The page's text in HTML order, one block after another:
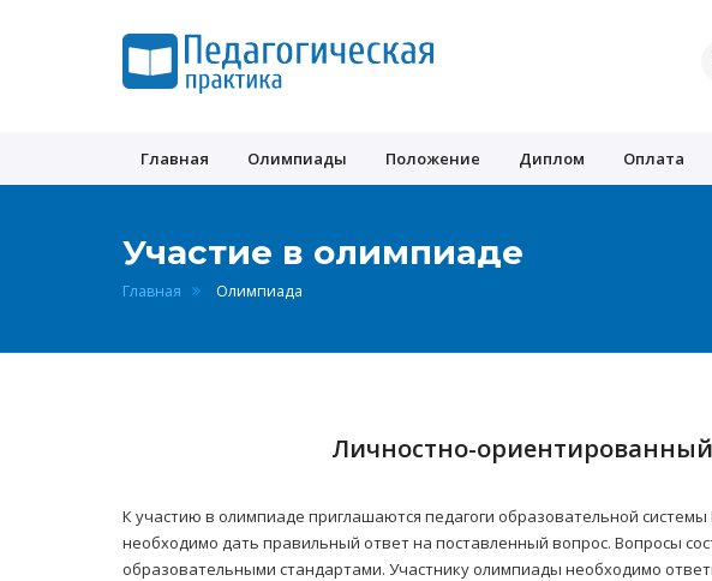
Главная Олимпиады Положение Диплом Оплата
Участие в олимпиаде
Главная Олимпиада
Личностно-
К участию в олимпиаде приглашаются педагоги образовательной
необходимо дать правильный ответ на поставленный вопрос. Вопросы
образовательными стандартами. Участнику олимпиады необходимо